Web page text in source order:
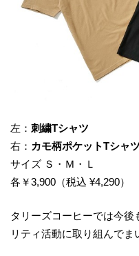
左： 刺繍Tシャツ
右： カモ柄ポケットTシャツ
サイズ Ｓ・Ｍ・Ｌ
各￥3,900（税込 ¥4,290）
タリーズコーヒーでは今
リティ活動に取り組んでま